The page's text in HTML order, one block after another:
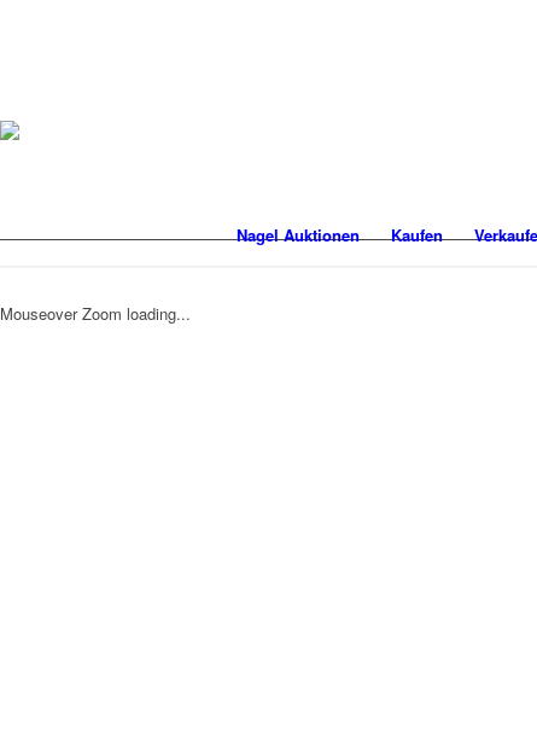
Nagel Auktionen Kaufen
Mouseover Zoom loading...